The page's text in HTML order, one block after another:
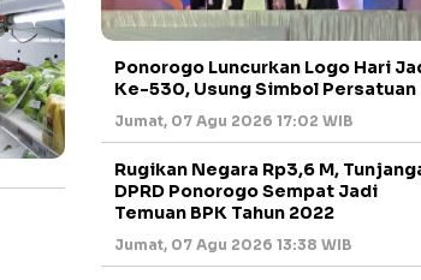
Ponorogo Luncurkan Logo Hari
Ke-530, Usung Simbol Persatuan
Jumat, 07 Agu 2026 17:02 WIB
Rugikan Negara Rp3,6 M,
DPRD Ponorogo Sempat Jadi
Temuan BPK Tahun 2022
Jumat, 07 Agu 2026 13:38 WIB